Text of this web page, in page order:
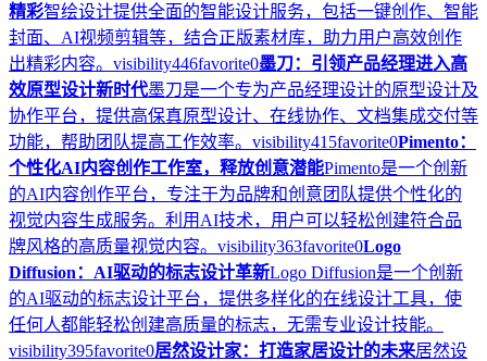
精彩智绘设计提供全面的智能设计服务，包括一键创作、智能
封面、AI视频剪辑等，结合正版素材库，助力用户高效创作
出精彩内容。 visibility446favorite0墨刀：引领产品经理进入高
效原型设计新时代墨刀是一个专为产品经理设计的原型设计及
协作平台，提供高保真原型设计、在线协作、文档集成交付等
功能，帮助团队提高工作效率。 visibility415favorite0Pimento：
个性化AI内容创作工作室，释放创意潜能Pimento是一个创新
的AI内容创作平台，专注于为品牌和创意团队提供个性化的
视觉内容生成服务。利用AI技术，用户可以轻松创建符合品
牌风格的高质量视觉内容。 visibility363favorite0Logo
Diffusion：AI驱动的标志设计革新Logo Diffusion是一个创新
的AI驱动的标志设计平台，提供多样化的在线设计工具，使
任何人都能轻松创建高质量的标志，无需专业设计技能。
visibility395favorite0居然设计家：打造家居设计的未来居然设